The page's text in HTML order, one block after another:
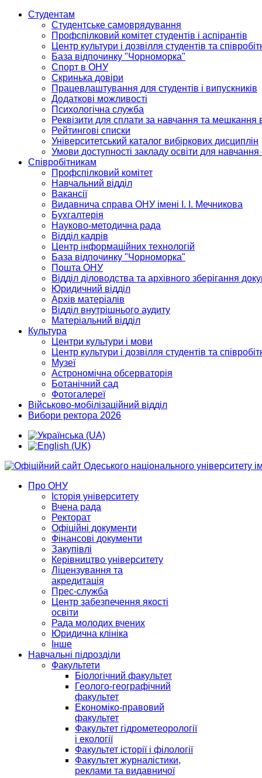
Студентам
Студентське самоврядування
Профспілковий комітет студентів і аспірантів
Центр культури і дозвілля студентів та
База відпочинку "Чорноморка"
Спорт в ОНУ
Скринька довіри
Працевлаштування для студентів і випускників
Додаткові можливості
Психологічна служба
Реквізити для сплати за навчання та мешкання
Рейтингові списки
Університетський каталог вибіркових дисциплін
Умови доступності закладу освіти для
Співробітникам
Профспілковий комітет
Навчальний відділ
Вакансії
Видавнича справа ОНУ імені І. І. Мечникова
Бухгалтерія
Науково-методична рада
Відділ кадрів
Центр інформаційних технологій
База відпочинку "Чорноморка"
Пошта ОНУ
Відділ діловодства та архівного зберігання
Юридичний відділ
Архів матеріалів
Відділ внутрішнього аудиту
Матеріальний відділ
Культура
Центри культури і мови
Центр культури і дозвілля студентів та
Музеї
Астрономічна обсерваторія
Ботанічний сад
Фотогалереї
Військово-мобілізаційний відділ
Вибори ректора 2026
Про ОНУ
Історія університету
Вчена рада
Ректорат
Офіційні документи
Фінансові документи
Закупівлі
Керівництво університету
Ліцензування та
акредитація
Прес-служба
Центр забезпечення якості
освіти
Рада молодих вчених
Юридична клініка
Інше
Навчальні підрозділи
Факультети
Біологічний факультет
Геолого-географічний
факультет
Економіко-правовий
факультет
Факультет гідрометеорології
і екології
Факультет історії і філології
Факультет журналістики,
реклами та видавничої